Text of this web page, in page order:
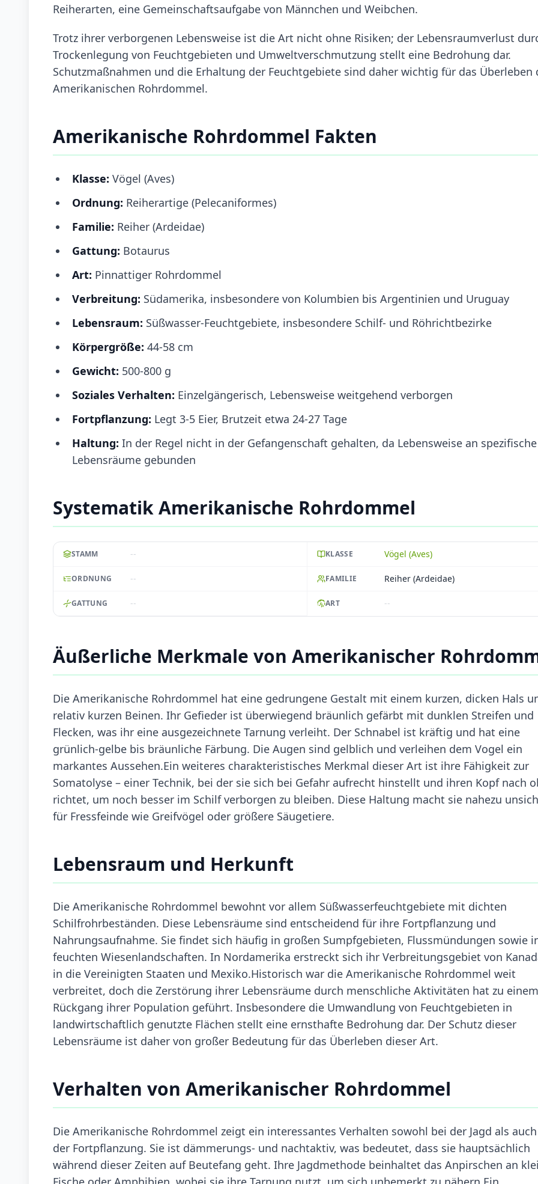
Reiherarten, eine Gemeinschaftsaufgabe von Männchen und Weibchen.
Trotz ihrer verborgenen Lebensweise ist die Art nicht ohne Risiken; der Lebensraumverlust
Trockenlegung von Feuchtgebieten und Umweltverschmutzung stellt eine Bedrohung dar.
Schutzmaßnahmen und die Erhaltung der Feuchtgebiete sind daher wichtig für das Überleben
Amerikanischen Rohrdommel.
Amerikanische Rohrdommel Fakten
Klasse: Vögel (Aves)
Ordnung: Reiherartige (Pelecaniformes)
Familie: Reiher (Ardeidae)
Gattung: Botaurus
Art: Pinnattiger Rohrdommel
Verbreitung: Südamerika, insbesondere von Kolumbien bis Argentinien und Uruguay
Lebensraum: Süßwasser-Feuchtgebiete, insbesondere Schilf- und Röhrichtbezirke
Körpergröße: 44-58 cm
Gewicht: 500-800 g
Soziales Verhalten: Einzelgängerisch, Lebensweise weitgehend verborgen
Fortpflanzung: Legt 3-5 Eier, Brutzeit etwa 24-27 Tage
Haltung: In der Regel nicht in der Gefangenschaft gehalten, da Lebensweise an spezifische
Lebensräume gebunden
Systematik Amerikanische Rohrdommel
STAMM -- KLASSE Vögel (Aves)
ORDNUNG -- FAMILIE Reiher (Ardeidae)
GATTUNG -- ART --
Äußerliche Merkmale von Amerikanischer
Die Amerikanische Rohrdommel hat eine gedrungene Gestalt mit einem kurzen, dicken Hals
relativ kurzen Beinen. Ihr Gefieder ist überwiegend bräunlich gefärbt mit dunklen Streifen und
Flecken, was ihr eine ausgezeichnete Tarnung verleiht. Der Schnabel ist kräftig und hat eine
grünlich-gelbe bis bräunliche Färbung. Die Augen sind gelblich und verleihen dem Vogel ein
markantes Aussehen.Ein weiteres charakteristisches Merkmal dieser Art ist ihre Fähigkeit zur
Somatolyse – einer Technik, bei der sie sich bei Gefahr aufrecht hinstellt und ihren Kopf nach
richtet, um noch besser im Schilf verborgen zu bleiben. Diese Haltung macht sie nahezu
für Fressfeinde wie Greifvögel oder größere Säugetiere.
Lebensraum und Herkunft
Die Amerikanische Rohrdommel bewohnt vor allem Süßwasserfeuchtgebiete mit dichten
Schilfrohrbeständen. Diese Lebensräume sind entscheidend für ihre Fortpflanzung und
Nahrungsaufnahme. Sie findet sich häufig in großen Sumpfgebieten, Flussmündungen sowie
feuchten Wiesenlandschaften. In Nordamerika erstreckt sich ihr Verbreitungsgebiet von
in die Vereinigten Staaten und Mexiko.Historisch war die Amerikanische Rohrdommel weit
verbreitet, doch die Zerstörung ihrer Lebensräume durch menschliche Aktivitäten hat zu einem
Rückgang ihrer Population geführt. Insbesondere die Umwandlung von Feuchtgebieten in
landwirtschaftlich genutzte Flächen stellt eine ernsthafte Bedrohung dar. Der Schutz dieser
Lebensräume ist daher von großer Bedeutung für das Überleben dieser Art.
Verhalten von Amerikanischer Rohrdommel
Die Amerikanische Rohrdommel zeigt ein interessantes Verhalten sowohl bei der Jagd als
der Fortpflanzung. Sie ist dämmerungs- und nachtaktiv, was bedeutet, dass sie hauptsächlich
während dieser Zeiten auf Beutefang geht. Ihre Jagdmethode beinhaltet das Anpirschen an